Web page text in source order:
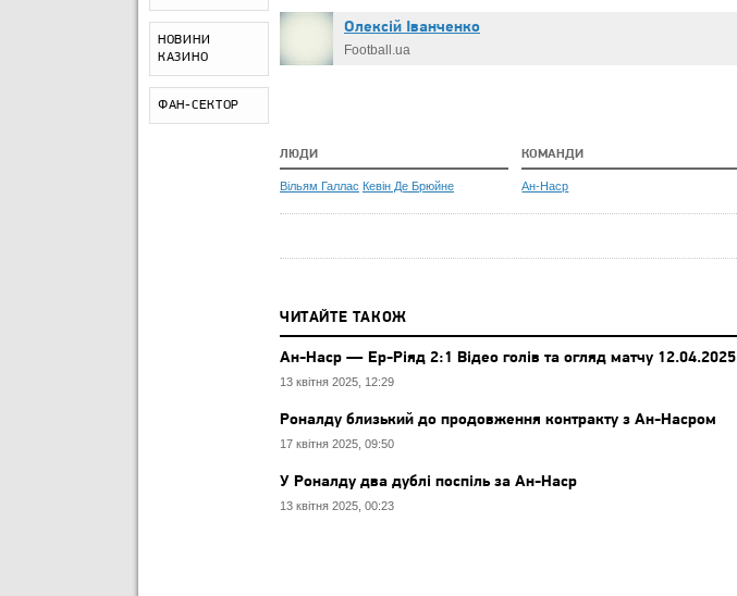
НОВИНИ
КАЗИНО
ФАН-СЕКТОР
Олексій Іванченко
Football.ua
ЛЮДИ
Вільям Галлас Кевін Де Брюйне
КОМАНДИ
Ан-Наср
ЧИТАЙТЕ ТАКОЖ
Ан-Наср — Ер-Ріяд 2:1 Відео голів та огляд матчу 12.04.2025
13 квітня 2025, 12:29
Роналду близький до продовження контракту з Ан-Насром
17 квітня 2025, 09:50
У Роналду два дублі поспіль за Ан-Наср
13 квітня 2025, 00:23